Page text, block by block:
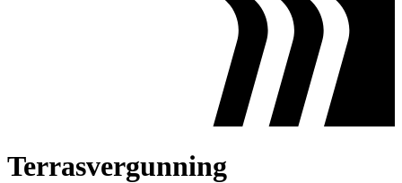
Terrasvergunning